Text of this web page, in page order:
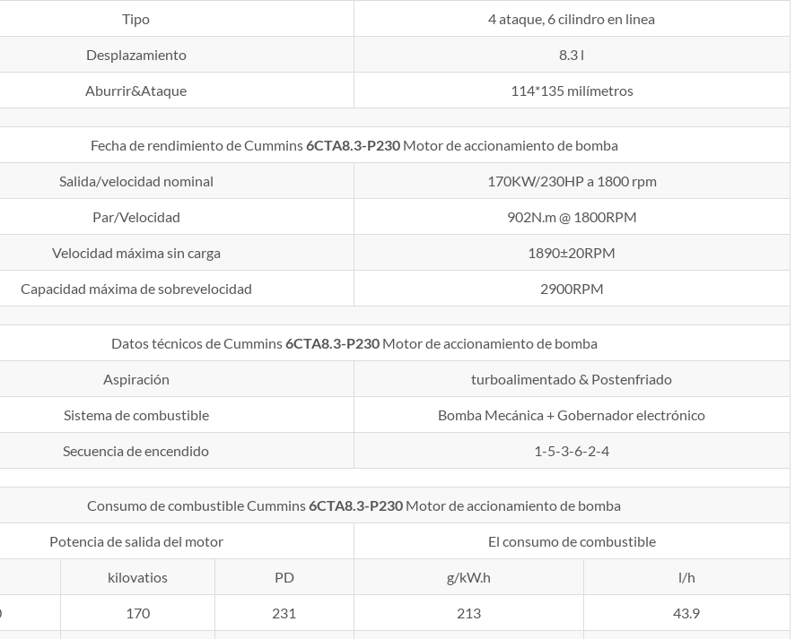
Tipo 4 ataque, 6 cilindro en linea
Desplazamiento 8.3 l
Aburrir&Ataque 114*135 milímetros
Fecha de rendimiento de Cummins6CTA8.3-P230 Motor de accionamiento de bomba
Salida/velocidad nominal 170KW/230HP a 1800 rpm
Par/Velocidad 902N.m @ 1800RPM
Velocidad máxima sin carga 1890±20RPM
Capacidad máxima de sobrevelocidad 2900RPM
Datos técnicos de Cummins6CTA8.3-P230 Motor de accionamiento de bomba
Aspiración turboalimentado & Postenfriado
Sistema de combustible Bomba Mecánica + Gobernador electrónico
Secuencia de encendido 1-5-3-6-2-4
Consumo de combustible Cummins6CTA8.3-P230 Motor de accionamiento de bomba
Potencia de salida del motor El consumo de combustible
kilovatios PD g/kW.h l/h
170 231 213 43.9